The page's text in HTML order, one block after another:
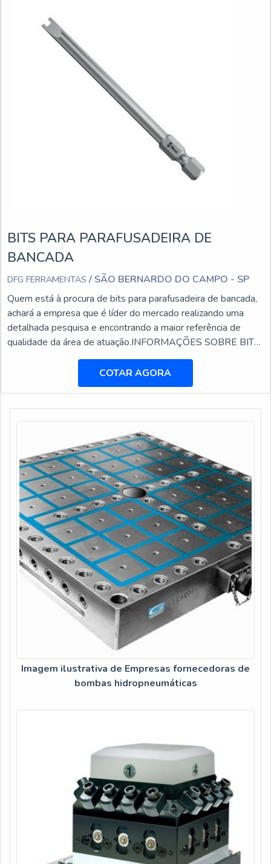
BITS PARA PARAFUSADEIRA DE
BANCADA
DFG FERRAMENTAS / SÃO BERNARDO DO CAMPO - SP
Quem está à procura de bits para parafusadeira de bancada,
achará a empresa que é líder do mercado realizando uma
detalhada pesquisa e encontrando a maior referência de
qualidade da área de atuação.INFORMAÇÕES SOBRE BITS
PARA PARAFUSADEIRA DE BANCADAQuem busca por
bits para parafusadeira de bancada em uma empresa
responsável, encontra na DFG Ferramentas. Na companhia
COTAR AGORA
Imagem ilustrativa de Empresas fornecedoras de
bombas hidropneumáticas